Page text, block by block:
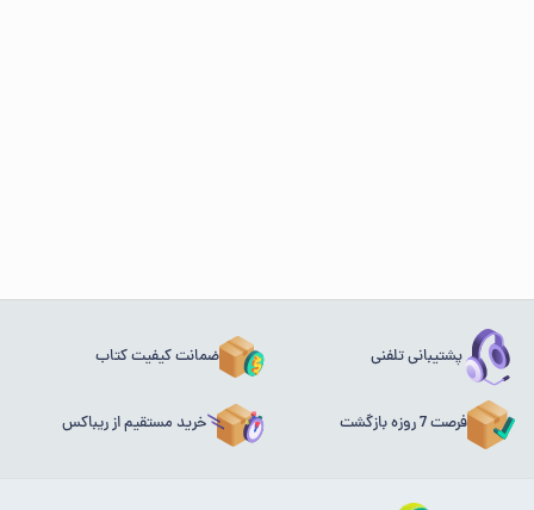
پشتیبانی تلفنی ضمانت کیفیت کتاب
فرصت 7 روزه بازگشت خرید مستقیم از ریباکس